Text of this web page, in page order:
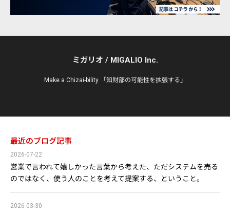
ミガリオ / MIGALIO Inc.
Make a Chizai-bility 「知財部の可能性を拡張する」
最近のブログ記事
営業で言われて嬉しかった言葉から考えた、ただシステムを売る
のではなく、使う人のことを考えて提案する、ということ。
2026-07-22
2026-03-30